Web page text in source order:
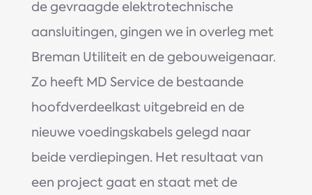
de gevraagde elektrotechnische
aansluitingen, gingen we in overleg met
Breman Utiliteit en de gebouweigenaar.
Zo heeft MD Service de bestaande
hoofdverdeelkast uitgebreid en de
nieuwe voedingskabels gelegd naar
beide verdiepingen. Het resultaat van
een project gaat en staat met de